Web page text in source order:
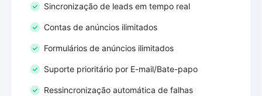
Sincronização de leads em tempo real
Contas de anúncios ilimitados
Formulários de anúncios ilimitados
Suporte prioritário por E-mail/Bate-papo
Ressincronização automática de falhas